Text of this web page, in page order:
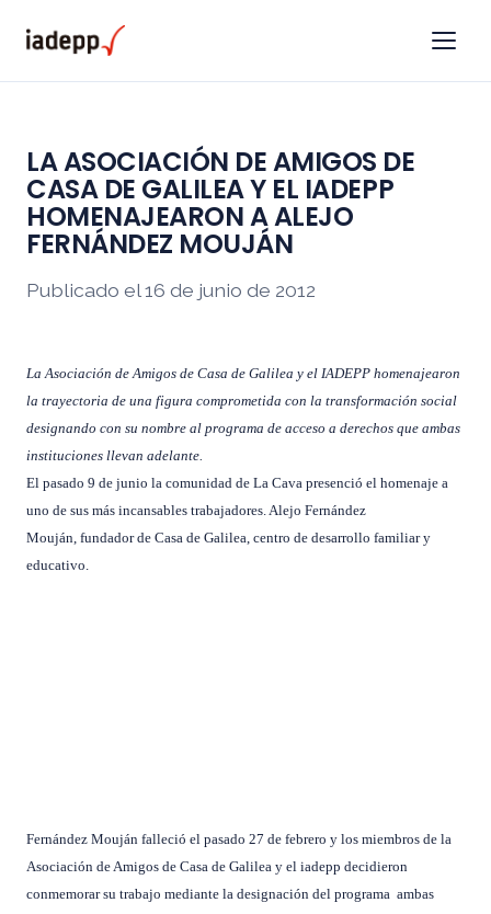
LA ASOCIACIÓN DE AMIGOS DE
CASA DE GALILEA Y EL IADEPP
HOMENAJEARON A ALEJO
FERNÁNDEZ MOUJÁN
Publicado el 16 de junio de 2012
La Asociación de Amigos de Casa de Galilea y el IADEPP homenajearon
la trayectoria de una figura comprometida con la transformación social
designando con su nombre al programa de acceso a derechos que ambas
instituciones llevan adelante.
El pasado 9 de junio la comunidad de La Cava presenció el homenaje a
uno de sus más incansables trabajadores. Alejo Fernández
Mouján, fundador de Casa de Galilea, centro de desarrollo familiar y
educativo.
Fernández Mouján falleció el pasado 27 de febrero y los miembros de la
Asociación de Amigos de Casa de Galilea y el iadepp decidieron
conmemorar su trabajo mediante la designación del programa ambas